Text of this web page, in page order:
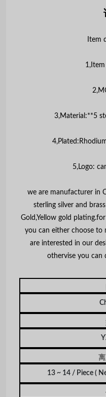
Item
3,Material:**5
5,Logo:
we are manufacturer in
sterling silver and
Gold,Yellow gold
you can either choose to
are interested in our
othervise you can
13 ~ 14 / Piece (